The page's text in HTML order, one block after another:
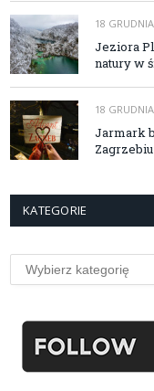
18
Jeziora
natury w
18
Jarmark
Zagrzebiu
KATEGORIE
Kategorie